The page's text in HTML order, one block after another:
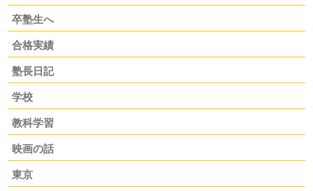
卒塾生へ
合格実績
塾長日記
学校
教科学習
映画の話
東京